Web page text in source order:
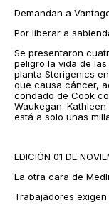
Demandan a
Por liberar a
Se presentaron
peligro la vida de
planta Sterigenics
que causa cáncer,
condado de Cook
Waukegan.
está a solo unas
EDICIÓN 01 DE
La otra cara de
Trabajadores